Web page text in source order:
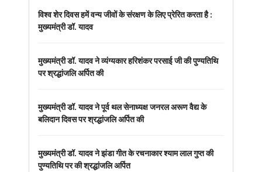
विश्व शेर दिवस हमें वन्य जीवों के संरक्षण के लिए प्रेरित करता है :
मुख्यमंत्री डॉ. यादव
मुख्यमंत्री डॉ. यादव ने व्यंग्यकार हरिशंकर परसाई जी की पुण्यतिथि
पर श्रद्धांजलि अर्पित की
मुख्यमंत्री डॉ. यादव ने पूर्व थल सेनाध्यक्ष जनरल अरूण वैद्य के
बलिदान दिवस पर श्रद्धांजलि अर्पित की
मुख्यमंत्री डॉ. यादव ने झंडा गीत के रचनाकार श्याम लाल गुप्त की
पुण्यतिथि पर की श्रद्धांजलि अर्पित